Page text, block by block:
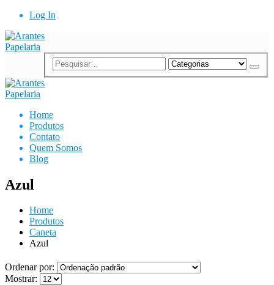
Log In
Home
Produtos
Contato
Quem Somos
Blog
Azul
Home
Produtos
Caneta
Azul
Ordenar por:
Mostrar: